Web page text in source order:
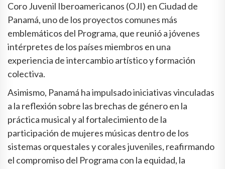
Coro Juvenil Iberoamericanos (OJI) en Ciudad de
Panamá, uno de los proyectos comunes más
emblemáticos del Programa, que reunió a jóvenes
intérpretes de los países miembros en una
experiencia de intercambio artístico y formación
colectiva.
Asimismo, Panamá ha impulsado iniciativas vinculadas
a la reflexión sobre las brechas de género en la
práctica musical y al fortalecimiento de la
participación de mujeres músicas dentro de los
sistemas orquestales y corales juveniles, reafirmando
el compromiso del Programa con la equidad, la